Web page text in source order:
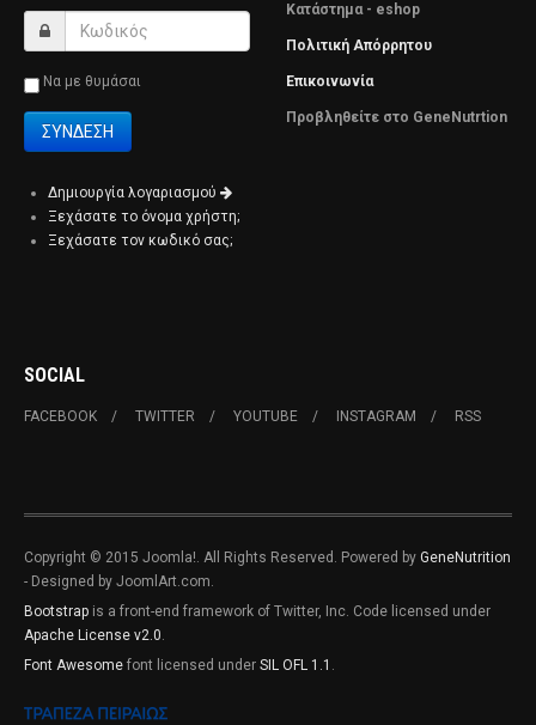
Να με θυμάσαι
Δημιουργία λογαριασμού
Ξεχάσατε το όνομα χρήστη;
Ξεχάσατε τον κωδικό σας;
Κατάστημα - eshop
Πολιτική Απόρρητου
Επικοινωνία
Προβληθείτε στο GeneNutrtion
SOCIAL
FACEBOOK TWITTER YOUTUBE INSTAGRAM RSS
Copyright © 2015 Joomla!. All Rights Reserved. Powered by GeneNutrition
- Designed by JoomlArt.com.
Bootstrap is a front-end framework of Twitter, Inc. Code licensed under
Apache License v2.0.
Font Awesome font licensed under SIL OFL 1.1 .